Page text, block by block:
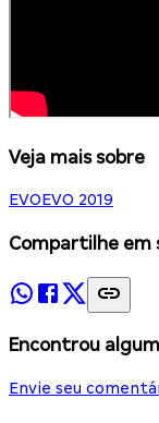
Veja mais sobre
EVOEVO 2019
Compartilhe em
Encontrou
Envie seu